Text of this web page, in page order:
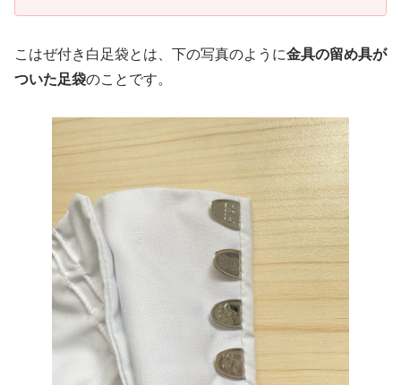
こはぜ付き白足袋とは、下の写真のように金具の留め具が
ついた足袋のことです。